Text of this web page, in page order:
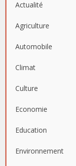
Actualité
Agriculture
Automobile
Climat
Culture
Economie
Education
Environnement